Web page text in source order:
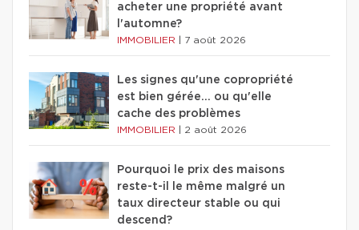
acheter une propriété avant
l'automne?
IMMOBILIER 7 août 2026
Les signes qu'une copropriété
est bien gérée… ou qu'elle
cache des problèmes
IMMOBILIER 2 août 2026
Pourquoi le prix des maisons
reste-t-il le même malgré un
taux directeur stable ou qui
descend?